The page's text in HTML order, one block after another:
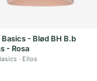
- Blød BH B.b
- Rosa
Ellos